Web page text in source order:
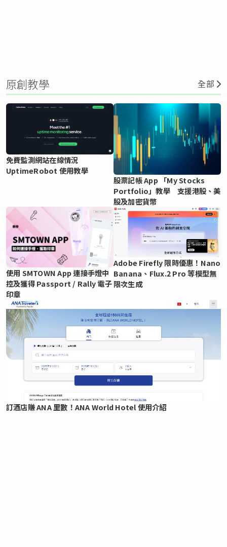
原創教學 全部
免費監測網站在線情況
UptimeRobot 使用教學
股票記帳 App 「My Stocks
Portfolio」教學 支援港股、美
股及加密貨幣
使用 SMTOWN App 連接手燈中
控及獲得 Passport / Rally 電子
印章
Adobe Firefly 限時優惠！Nano
Banana、Flux.2 Pro 等模型無
限次生成
訂酒店賺 ANA 里數！ANA World Hotel 使用介紹